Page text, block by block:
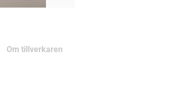
Om tillverkaren